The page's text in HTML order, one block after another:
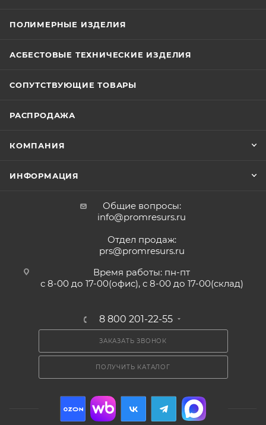
ПОЛИМЕРНЫЕ ИЗДЕЛИЯ
АСБЕСТОВЫЕ ТЕХНИЧЕСКИЕ ИЗДЕЛИЯ
СОПУТСТВУЮЩИЕ ТОВАРЫ
РАСПРОДАЖА
КОМПАНИЯ
ИНФОРМАЦИЯ
Общие вопросы:
info@promresurs.ru
Отдел продаж:
prs@promresurs.ru
Время работы: пн-пт
с 8-00 до 17-00(офис), с 8-00 до 17-00(склад)
8 800 201-22-55
ЗАКАЗАТЬ ЗВОНОК
ПОЛУЧИТЬ КАТАЛОГ